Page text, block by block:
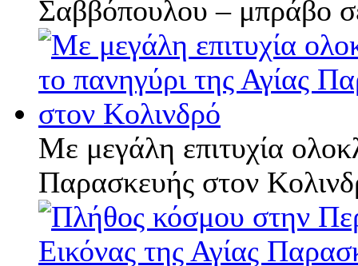
Σαββόπουλου – μπράβο
Με μεγάλη επιτυχία
Παρασκευής στον